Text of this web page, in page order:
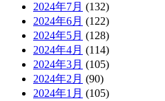
2024年7月 (132)
2024年6月 (122)
2024年5月 (128)
2024年4月 (114)
2024年3月 (105)
2024年2月 (90)
2024年1月 (105)